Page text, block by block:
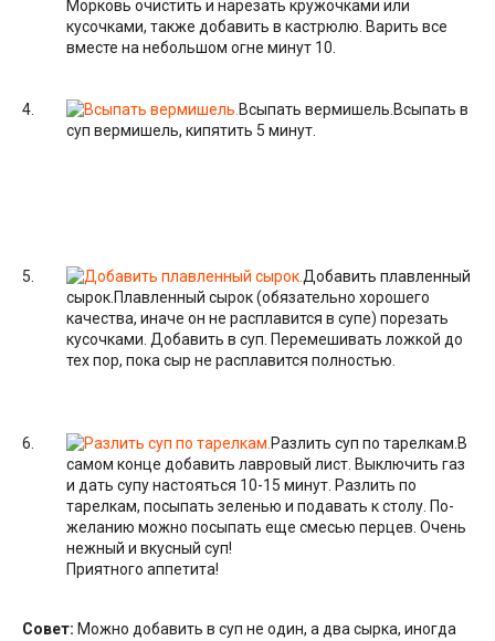
Морковь очистить и нарезать кружочками или
кусочками, также добавить в кастрюлю. Варить все
вместе на небольшом огне минут 10.
Всыпать вермишель. Всыпать в
суп вермишель, кипятить 5 минут.
Добавить плавленный
сырок. Плавленный сырок (обязательно хорошего
качества, иначе он не расплавится в супе) порезать
кусочками. Добавить в суп. Перемешивать ложкой до
тех пор, пока сыр не расплавится полностью.
Разлить суп по тарелкам. В
самом конце добавить лавровый лист. Выключить газ
и дать супу настояться 10-15 минут. Разлить по
тарелкам, посыпать зеленью и подавать к столу. По-
желанию можно посыпать еще смесью перцев. Очень
нежный и вкусный суп!
Приятного аппетита!
Совет: Можно добавить в суп не один, а два сырка, иногда